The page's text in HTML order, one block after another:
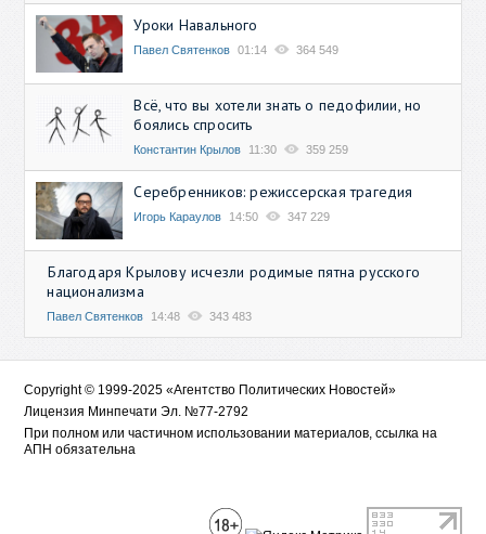
Уроки Навального
Павел Святенков 01:14 364 549
Всё, что вы хотели знать о педофилии, но
боялись спросить
Константин Крылов 11:30 359 259
Серебренников: режиссерская трагедия
Игорь Караулов 14:50 347 229
Благодаря Крылову исчезли родимые пятна русского
национализма
Павел Святенков 14:48 343 483
Copyright © 1999-2025 «Агентство Политических Новостей»
Лицензия Минпечати Эл. №77-2792
При полном или частичном использовании материалов, ссылка на
АПН обязательна